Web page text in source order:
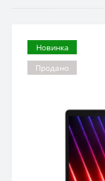
Новинка
Продано